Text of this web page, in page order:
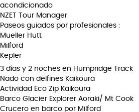
acondicionado
NZET Tour Manager
Paseos guiados por profesionales :
Mueller Hutt
Milford
Kepler
3 días y 2 noches en Humpridge Track
Nado con delfines Kaikoura
Actividad Eco Zip Kaikoura
Barco Glacier Explorer Aoraki/ Mt Cook
Crucero en barco por Milford